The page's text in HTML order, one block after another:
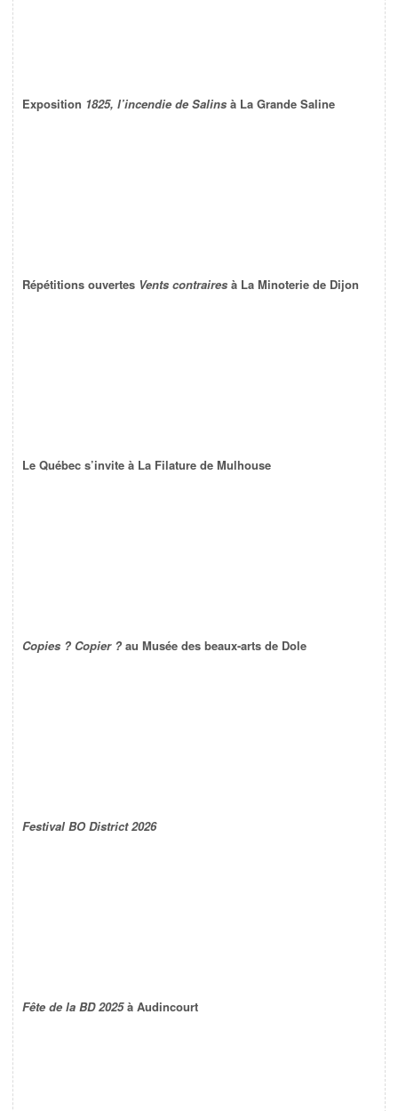
Exposition 1825, l’incendie de Salins à La Grande Saline
Répétitions ouvertes Vents contraires à La Minoterie de Dijon
Le Québec s’invite à La Filature de Mulhouse
Copies ? Copier ? au Musée des beaux-arts de Dole
Festival BO District 2026
Fête de la BD 2025à Audincourt